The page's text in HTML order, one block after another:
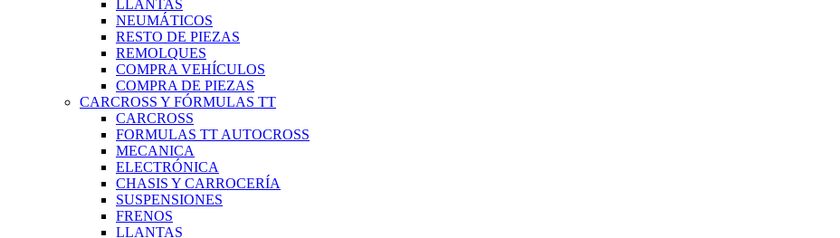
LLANTAS
NEUMÁTICOS
RESTO DE PIEZAS
REMOLQUES
COMPRA VEHÍCULOS
COMPRA DE PIEZAS
CARCROSS Y FÓRMULAS TT
CARCROSS
FORMULAS TT AUTOCROSS
MECANICA
ELECTRÓNICA
CHASIS Y CARROCERÍA
SUSPENSIONES
FRENOS
LLANTAS